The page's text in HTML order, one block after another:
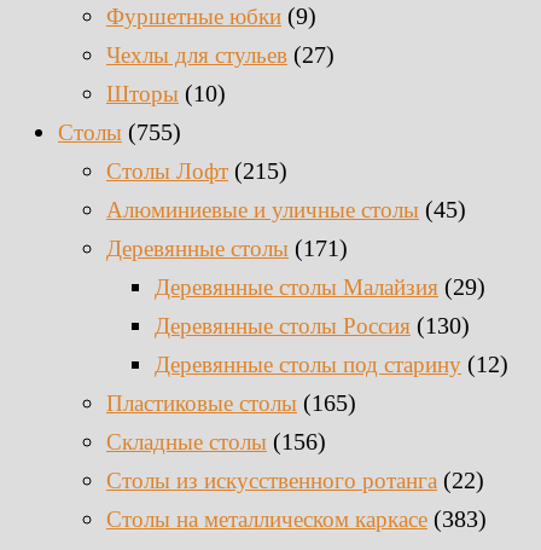
Фуршетные юбки (9)
Чехлы для стульев (27)
Шторы (10)
Столы (755)
Столы Лофт (215)
Алюминиевые и уличные столы (45)
Деревянные столы (171)
Деревянные столы Малайзия (29)
Деревянные столы Россия (130)
Деревянные столы под старину (12)
Пластиковые столы (165)
Складные столы (156)
Столы из искусственного ротанга (22)
Столы на металлическом каркасе (383)